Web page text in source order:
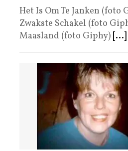
Het Is Om Te Janken (foto
Zwakste Schakel (foto
Maasland (foto Giphy) [...]